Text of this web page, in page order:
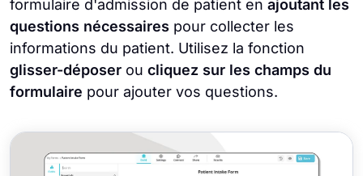
formulaire d'admission de patient en ajoutant les
questions nécessaires pour collecter les
informations du patient. Utilisez la fonction
glisser-déposer ou cliquez sur les champs du
formulaire pour ajouter vos questions.